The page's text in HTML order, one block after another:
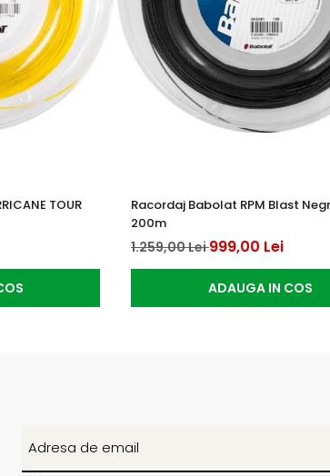
TOUR
Racordaj Babolat RPM Blast
200m
1.259,00 Lei999,00 Lei
ADAUGA IN COS